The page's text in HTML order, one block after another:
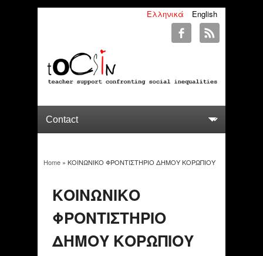
English
Ελληνικά
You are here
Home» ΚΟΙΝΩΝΙΚΟ ΦΡΟΝΤΙΣΤΗΡΙΟ ΔΗΜΟΥ ΚΟΡΩΠΙΟΥ
ΚΟΙΝΩΝΙΚΟ
ΦΡΟΝΤΙΣΤΗΡΙΟ
ΔΗΜΟΥ ΚΟΡΩΠΙΟΥ